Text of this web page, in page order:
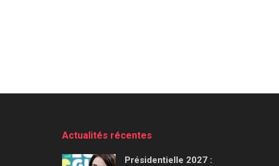
Actualités récentes
Présidentielle 2027 :